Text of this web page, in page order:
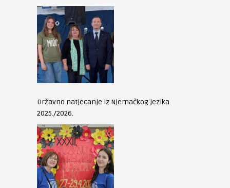
Državno natjecanje iz Njemačkog jezika
2025./2026.